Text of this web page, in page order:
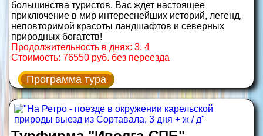
большинства туристов. Вас ждет настоящее
приключение в мир интереснейших историй, легенд,
неповторимой красоты ландшафтов и северных
природных богатств!
Продолжительность в днях: 3, 4
Стоимость: 76550 руб. без переезда
Программа тура